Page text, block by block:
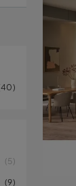
40
5
9